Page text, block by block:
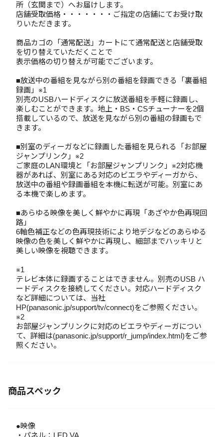
所（玄関まで）へお届けします。
店舗受取価格・・・・・・・ご指定の店舗にてお受け取
りいただきます。
商品カゴの「通常配送」カートにて通常配送と店舗受取
を切り替えていただくことで
表示価格の切り替えが可能でございます。
■放送中の番組を見ながら別の番組を録画できる「裏番組
録画」※1
別売のUSBハードディスクに放送番組を手軽に録画し、
楽しむことができます。地上・BS・CSチューナーを2個
搭載しているので、放送を見ながら別の番組の録画もで
きます。
■別室のディーガなどに録画した番組を見られる「お部屋
ジャンプリンク」※2
ご家庭のLAN環境と「お部屋ジャンプリンク」※2対応機
器があれば、別室にある対応のビエラやディーガから、
放送中の番組や録画番組を本機に転送が可能。別室にあ
る本機で楽しめます。
■あらゆる映像を美しく鮮やかに再現「あざやか色再現回
路」
6軸色補正などの色再現技術により地デジなどのあらゆる
映像の色を美しく鮮やかに再現し、細部までハッキリと
美しい映像を視聴できます。
※1
テレビ本体に録画することはできません。別売のUSB ハ
ードディスクを接続してください。対応ハードディスク
など詳細については、当社
HP(panasonic.jp/support/tv/connect)をご参照ください。
※2
お部屋ジャンプリンクに対応のビエラやディーガについ
て、詳細は(panasonic.jp/support/r_jump/index.html)をご参
照ください。
商品スペック
●映像
・パネル：LED VA